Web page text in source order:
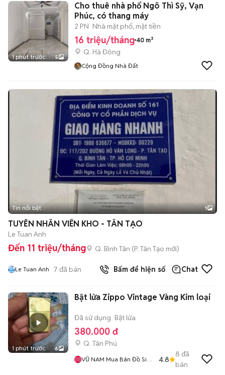
1 phút trước 5
Cho thuê nhà phố Ngô Thì Sỹ, Vạn
Phúc, có thang máy
2 PN Nhà mặt phố, mặt tiền
16 triệu/tháng 40 m²
Q. Hà Đông
Cộng Đồng Nhà Đất
Tin nổi bật 1
TUYỂN NHÂN VIÊN KHO - TÂN TẠO
Le Tuan Anh
Đến 11 triệu/tháng Q. Bình Tân (P. Tân Tạo mới)
Le Tuan Anh 7 đã bán Bấm để hiện số Chat
1 phút trước 6
Bật lửa Zippo Vintage Vàng Kim loại
Đã sử dụng Bật lửa
380.000 đ
Q. Tân Phú
VŨ NAM Mua Bán Đồ Siêu
4.8
8 đã
bán